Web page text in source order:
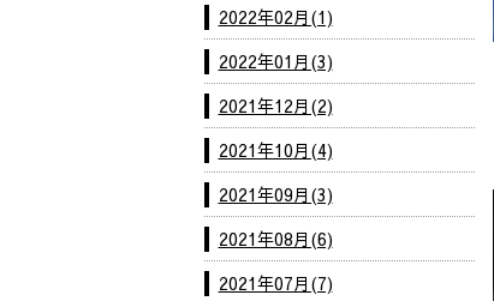
2022年02月(1)
2022年01月(3)
2021年12月(2)
2021年10月(4)
2021年09月(3)
2021年08月(6)
2021年07月(7)